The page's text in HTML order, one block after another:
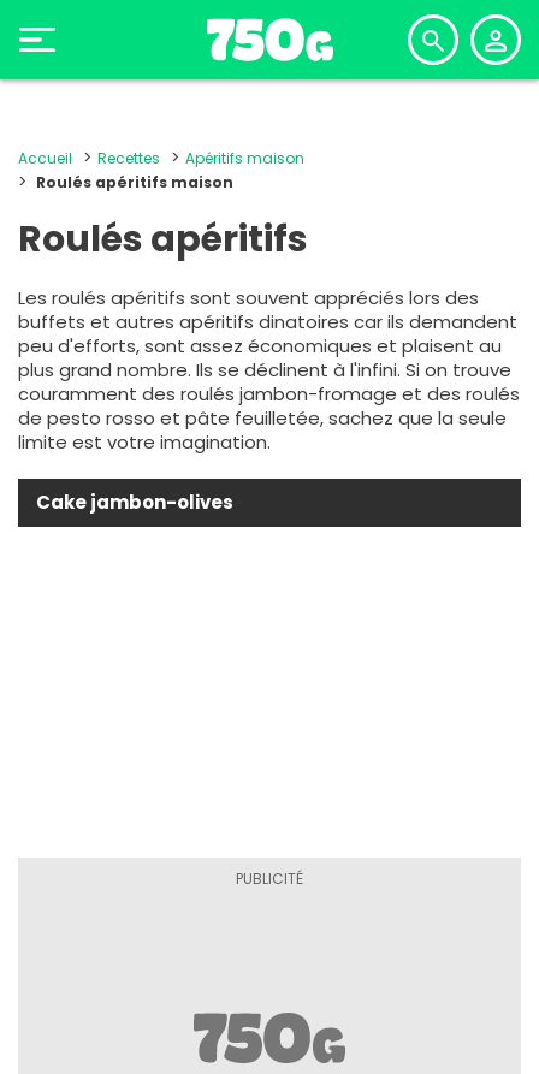
Accueil Recettes
Apéritifs maison
Roulés apéritifs maison
Roulés apéritifs
Les roulés apéritifs sont souvent appréciés lors des
buffets et autres apéritifs dinatoires car ils demandent
peu d'efforts, sont assez économiques et plaisent au
plus grand nombre. Ils se déclinent à l'infini. Si on trouve
couramment des roulés jambon-fromage et des roulés
de pesto rosso et pâte feuilletée, sachez que la seule
limite est votre imagination.
Cake jambon-olives